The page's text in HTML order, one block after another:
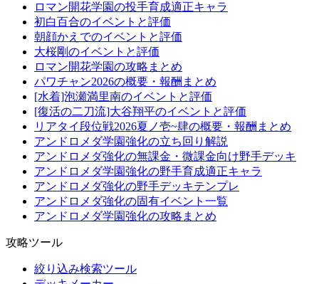
ロマン開花学園の投手育成適正キャラ
初白百合のイベントと評価
朝顔かえでのイベントと評価
大桜剛のイベントと評価
ロマン開花学園の攻略まとめ
パワチャン2026の概要・報酬まとめ
[水着]泡瀬満里南のイベントと評価
[復活の二刀流]大谷翔平のイベントと評価
リアタイ段位戦2026夏ノ壱~肆の概要・報酬まとめ
アンドロメダ学園強化の立ち回り解説
アンドロメダ強化の無課金・微課金向け野手デッキ
アンドロメダ学園強化の野手育成適正キャラ
アンドロメダ強化の野手デッキテンプレ
アンドロメダ強化の固有イベント一覧
アンドロメダ学園強化の攻略まとめ
攻略ツール
絞り込み検索ツール